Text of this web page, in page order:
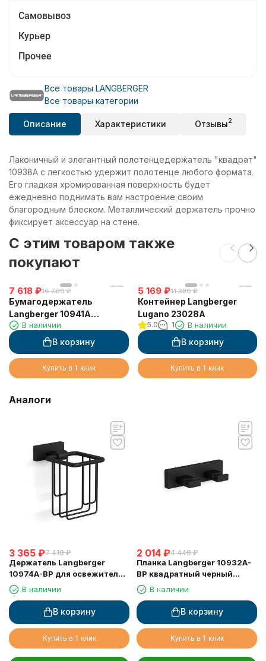
Самовывоз
Курьер
Прочее
Все товары LANGBERGER
Все товары категории
Описание Характеристики Отзывы2
Лаконичный и элегантный полотенцедержатель "квадрат"
10938A с легкостью удержит полотенце любого формата.
Его гладкая хромированная поверхность будет
ежедневно поднимать вам настроение своим
благородным блеском. Металлический держатель прочно
фиксирует аксессуар на стене.
C этим товаром также
покупают
7 618 ₽16 760 ₽
Бумагодержатель
Langberger 10941A
туалетной бумаги с
крышкой
В наличии
В корзину
Купить в 1 клик
5 169 ₽11 380 ₽
Контейнер Langberger
Lugano 23028A
5.0 1 В наличии
В корзину
Купить в 1 клик
Аналоги
3 365 ₽7 410 ₽
Держатель Langberger
10974A-BP для освежителя
воздуха, черный матовый
В наличии
В корзину
Купить в 1 клик
2 014 ₽4 440 ₽
Планка Langberger 10932A-
BP квадратный черный
В наличии
В корзину
Купить в 1 клик